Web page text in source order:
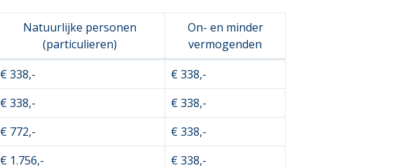
Natuurlijke personen
(particulieren)
On- en minder
vermogenden
€ 338,-
€ 338,-
€ 338,-
€ 338,-
€ 772,-
€ 338,-
€ 1.756,- € 338,-